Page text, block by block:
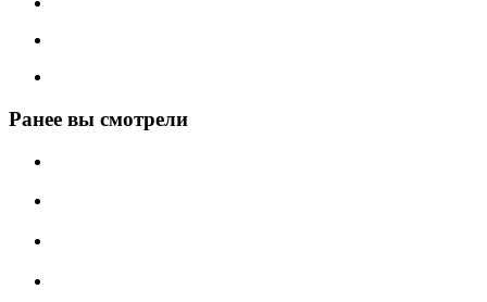
Ранее вы смотрели